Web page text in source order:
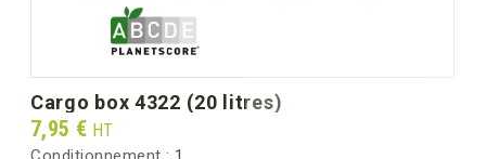
cargo box 4322 (20 litres)
Prix
7,95 € HT